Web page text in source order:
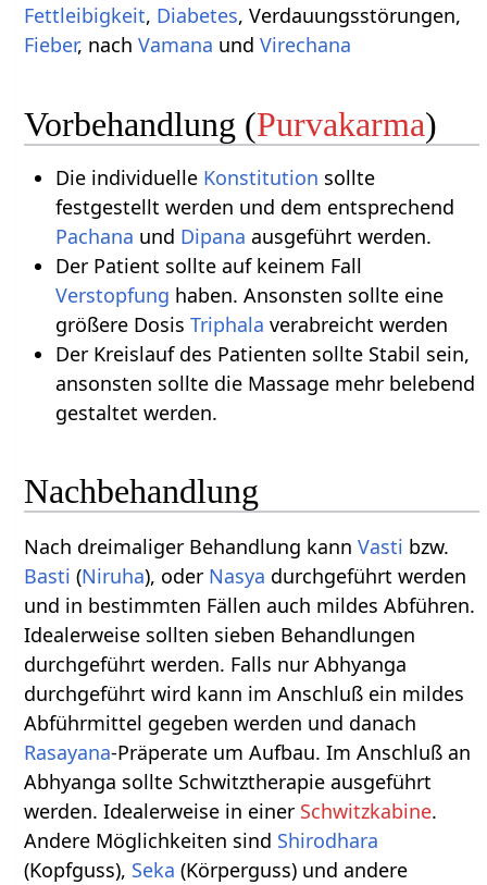
Fettleibigkeit, Diabetes, Verdauungsstörungen,
Fieber, nachVamana undVirechana
Vorbehandlung (Purvakarma)
Die individuelle Konstitution sollte
festgestellt werden und dem entsprechend
Pachana und Dipana ausgeführt werden.
Der Patient sollte auf keinem Fall
Verstopfung haben. Ansonsten sollte eine
größere Dosis Triphala verabreicht werden
Der Kreislauf des Patienten sollte Stabil sein,
ansonsten sollte die Massage mehr belebend
gestaltet werden.
Nachbehandlung
Nach dreimaliger Behandlung kannVasti bzw.
Basti (Niruha), oder Nasya durchgeführt werden
und in bestimmten Fällen auch mildes Abführen.
Idealerweise sollten sieben Behandlungen
durchgeführt werden. Falls nur Abhyanga
durchgeführt wird kann im Anschluß ein mildes
Abführmittel gegeben werden und danach
Rasayana-Präperate um Aufbau. Im Anschluß an
Abhyanga sollte Schwitztherapie ausgeführt
werden. Idealerweise in einer Schwitzkabine.
Andere Möglichkeiten sind Shirodhara
(Kopfguss), Seka (Körperguss) und andere